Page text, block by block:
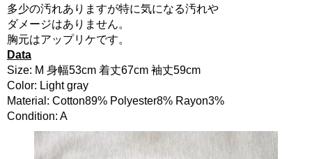
多少の汚れありますが特に気になる汚れや
ダメージはありません。
胸元はアップリケです。
Data
Size: M 身幅53cm 着丈67cm 袖丈59cm
Color: Light gray
Material: Cotton89% Polyester8% Rayon3%
Condition: A